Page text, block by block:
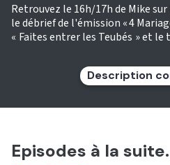
Retrouvez le 16h/17h de Mike
le débrief de l'émission « 4
« Faites entrer les Teubés » et
Description
Episodes à la